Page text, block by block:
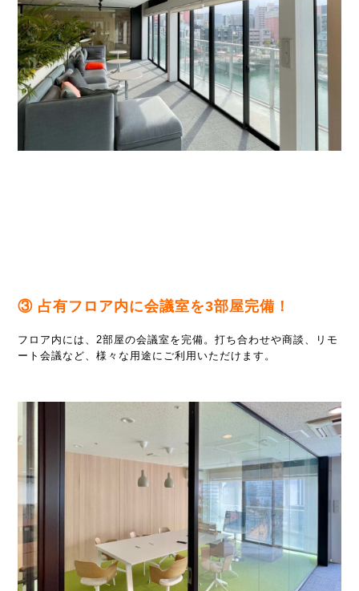
③ 占有フロア内に会議室を3部屋完備！
フロア内には、2部屋の会議室を完備。打ち合わせや商談、リモ
ート会議など、様々な用途にご利用いただけます。